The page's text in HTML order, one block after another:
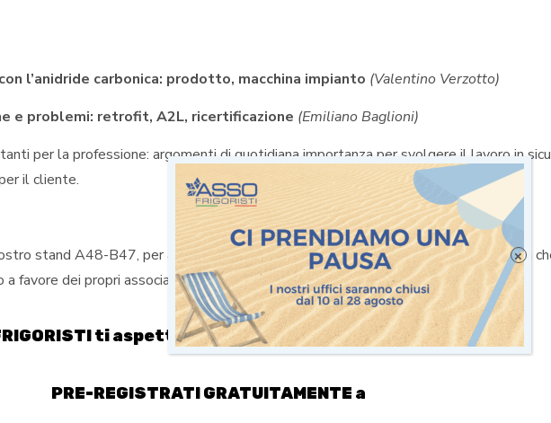
l’anidride carbonica: prodotto, macchina impianto (Valentino Verzotto)
e problemi: retrofit, A2L, ricertificazione (Emiliano Baglioni)
per la professione: argomenti di quotidiana importanza per svolgere il lavoro in
il cliente.
stand A48-B47, per affrontare queste questioni e informarvi di tutte le attività
a favore dei propri associati e per la qualificazione di tutti i frigoristi!
ti aspetta nel padiglione 30 stand A48-B47
PRE-REGISTRATI GRATUITAMENTE a
×